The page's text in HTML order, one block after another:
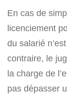
En cas de
licenciement
du salarié
contraire, le
la charge de
pas dépasser